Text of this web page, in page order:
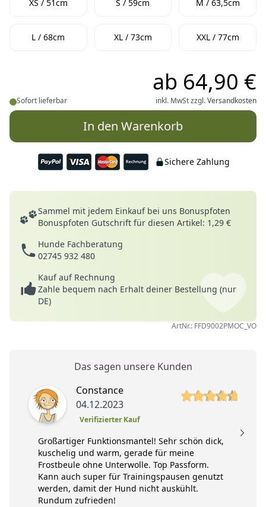
XS / 51cm S / 59cm M / 63,5cm
L / 68cm XL / 73cm XXL / 77cm
Sofort lieferbar
ab 64,90 €
inkl. MwSt zzgl.Versandkosten
In den Warenkorb
Sichere Zahlung
Deine Vorteile
Sammel mit jedem Einkauf bei uns Bonuspfoten
Bonuspfoten Gutschrift für diesen Artikel: 1,29 €
Hunde Fachberatung
02745 932 480
Kauf auf Rechnung
Zahle bequem nach Erhalt deiner Bestellung (nur
DE)
ArtNr.: FFD9002PMOC_VO
Das sagen unsere Kunden
Constance
04.12.2023
Verifizierter Kauf
5 von 5 Sterne
Großartiger Funktionsmantel! Sehr schön dick,
kuschelig und warm, gerade für meine
Frostbeule ohne Unterwolle. Top Passform.
Kann auch super für Trainingspausen genutzt
werden, damit der Hund nicht auskühlt.
Rundum zufrieden!